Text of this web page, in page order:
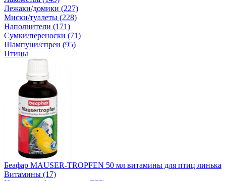
Лежаки/домики (227)
Миски/туалеты (228)
Наполнители (171)
Сумки/переноски (71)
Шампуни/спреи (95)
Птицы
Беафар MAUSER-TROPFEN 50 мл витамины для птиц линька
Витамины (17)